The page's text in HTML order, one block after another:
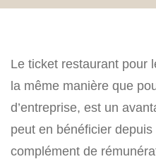
Le ticket restaurant pour
la même manière que
d’entreprise, est un
peut en bénéficier depuis
complément de